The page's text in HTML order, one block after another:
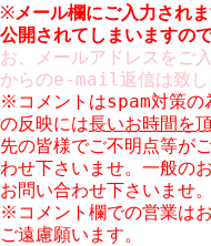
※メール欄にご入力され
公開 されてしまいますの
お、メールアドレスをご
からのe-mail返信は致し
※コメントはspam対策の
の反映には長いお時間を
先の皆様でご不明点等が
わせ下さいませ。一般の
お問い合わせ下さいませ。
※コメント欄での営業は
ご遠慮願います。